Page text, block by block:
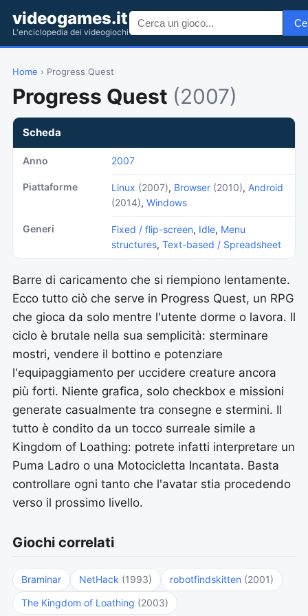
videogames.it
L'enciclopedia dei videogiochi
Home › Progress Quest
Progress Quest (2007)
Scheda
Anno 2007
Piattaforme Linux (2007), Browser (2010), Android
(2014), Windows
Generi Fixed / flip-screen, Idle, Menu
structures, Text-based / Spreadsheet
Barre di caricamento che si riempiono lentamente.
Ecco tutto ciò che serve in Progress Quest, un RPG
che gioca da solo mentre l'utente dorme o lavora. Il
ciclo è brutale nella sua semplicità: sterminare
mostri, vendere il bottino e potenziare
l'equipaggiamento per uccidere creature ancora
più forti. Niente grafica, solo checkbox e missioni
generate casualmente tra consegne e stermini. Il
tutto è condito da un tocco surreale simile a
Kingdom of Loathing: potrete infatti interpretare un
Puma Ladro o una Motocicletta Incantata. Basta
controllare ogni tanto che l'avatar stia procedendo
verso il prossimo livello.
Giochi correlati
Braminar NetHack (1993) robotfindskitten (2001)
The Kingdom of Loathing (2003)